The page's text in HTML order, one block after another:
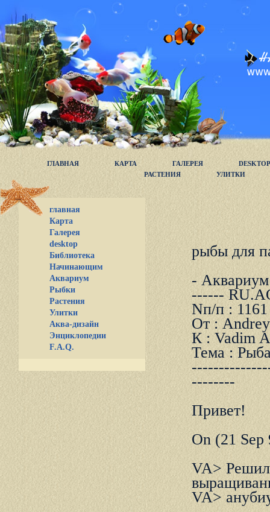
ГЛАВНАЯ КАРТА ГАЛЕРЕЯ
DESKTOP
РАСТЕНИЯ
УЛИТКИ
главная
Карта
Галерея
desktop
Библиотека
Начинающим
Аквариум
Рыбки
Растения
Улитки
Аква-дизайн
Энциклопедии
F.A.Q.
рыбы для
-
------
Nп/п :
От :
К : Vadim
Тема :
--------
Пpивет!
On (21
VA> Решил
VA>